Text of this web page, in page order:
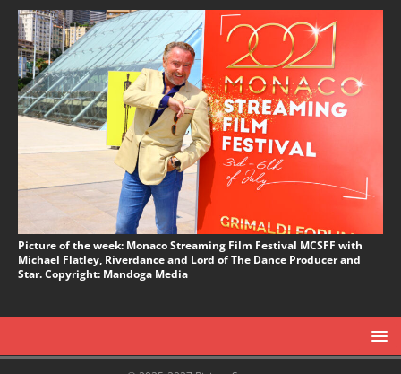
Picture of the week: Monaco Streaming Film Festival MCSFF with
Michael Flatley, Riverdance and Lord of The Dance Producer and
Star. Copyright: Mandoga Media